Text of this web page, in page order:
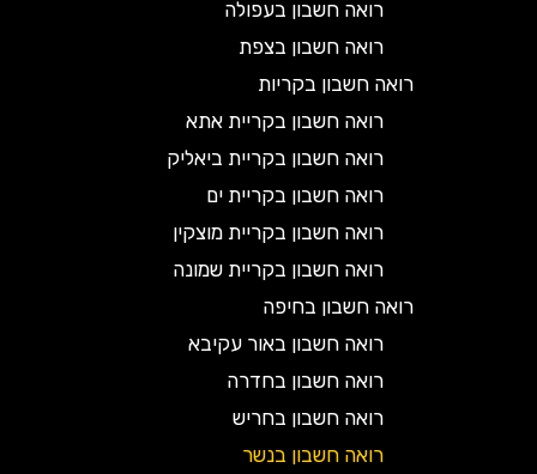
רואה חשבון בעפולה
רואה חשבון בצפת
רואה חשבון בקריות
רואה חשבון בקריית אתא
רואה חשבון בקריית ביאליק
רואה חשבון בקריית ים
רואה חשבון בקריית מוצקין
רואה חשבון בקריית שמונה
רואה חשבון בחיפה
רואה חשבון באור עקיבא
רואה חשבון בחדרה
רואה חשבון בחריש
רואה חשבון בנשר